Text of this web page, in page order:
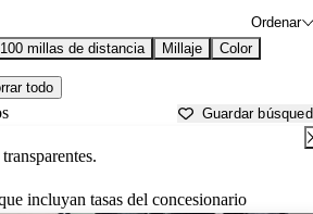
Ordenar
millas de distancia Millaje Color
todo
Guardar
incluyan tasas del concesionario